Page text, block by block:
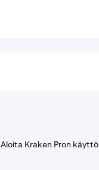
Aloita Kraken Pron käyttö